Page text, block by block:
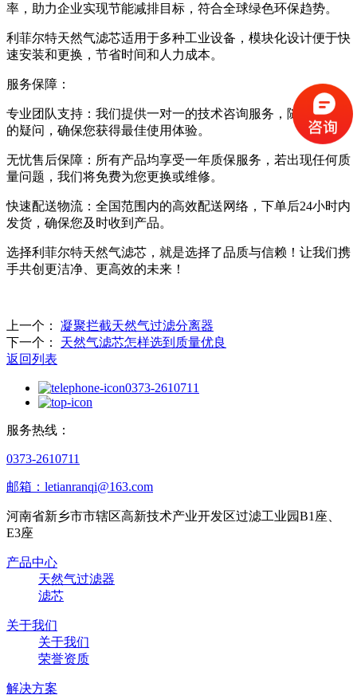
率，助力企业实现节能减排目标，符合全球绿色环保趋势。
利菲尔特天然气滤芯适用于多种工业设备，模块化设计便于快
速安装和更换，节省时间和人力成本。
服务保障：
专业团队支持：我们提供一对一的技术咨询服务，随时解答您
的疑问，确保您获得最佳使用体验。
无忧售后保障：所有产品均享受一年质保服务，若出现任何质
量问题，我们将免费为您更换或维修。
快速配送物流：全国范围内的高效配送网络，下单后24小时内
发货，确保您及时收到产品。
选择利菲尔特天然气滤芯，就是选择了品质与信赖！让我们携
手共创更洁净、更高效的未来！
上一个：
凝聚拦截天然气过滤分离器
下一个：
天然气滤芯怎样选到质量优良
返回列表
0373-2610711
服务热线：
0373-2610711
邮箱：letianranqi@163.com
河南省新乡市市辖区高新技术产业开发区过滤工业园B1座、
E3座
产品中心
天然气过滤器
滤芯
关于我们
关于我们
荣誉资质
解决方案